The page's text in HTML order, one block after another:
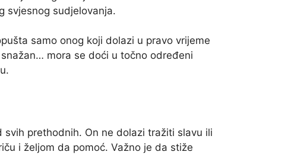
svjesnog sudjelovanja.
samo onog koji dolazi u pravo vrijeme
mora se doći u točno određeni
prethodnih. On ne dolazi tražiti slavu ili
i željom da pomoć. Važno je da stiže